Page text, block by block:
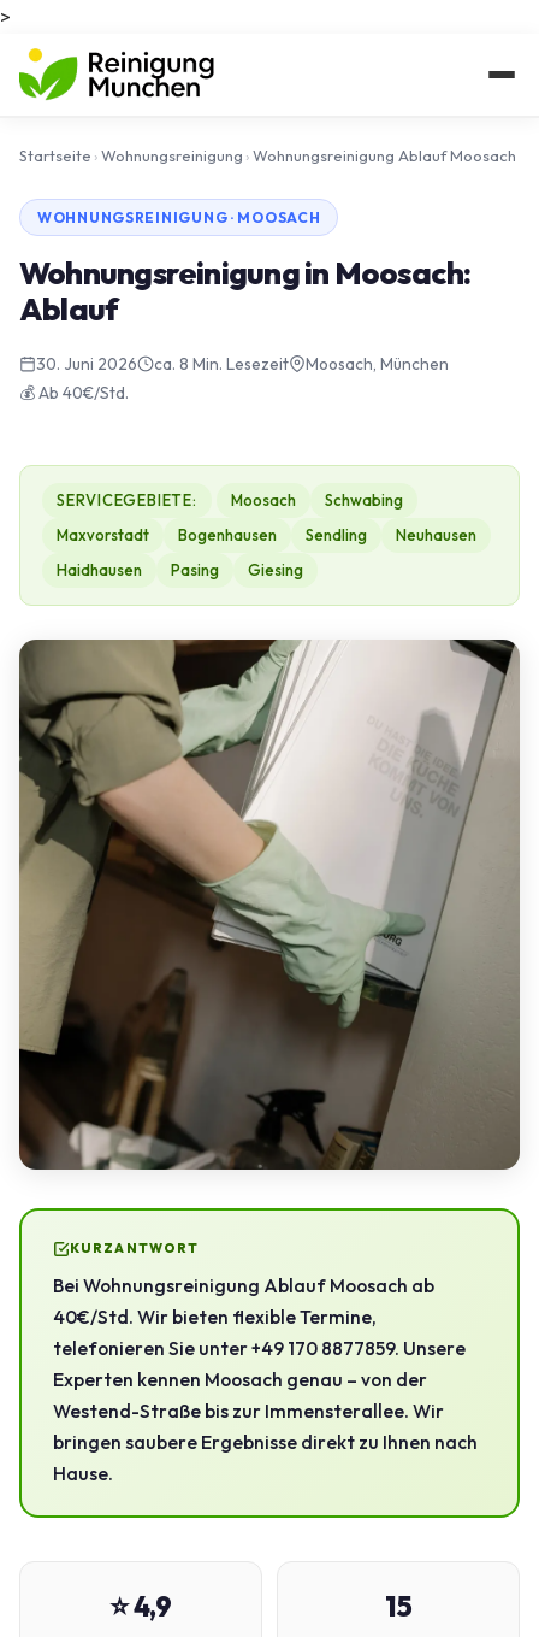
>
Startseite ›Wohnungsreinigung ›Wohnungsreinigung Ablauf Moosach
WOHNUNGSREINIGUNG · MOOSACH
Wohnungsreinigung in Moosach:
Ablauf
30. Juni 2026 ca. 8 Min. Lesezeit
Moosach, München
💰 Ab 40€/Std.
SERVICEGEBIETE: Moosach
Schwabing
Maxvorstadt
Bogenhausen Sendling
Neuhausen
Haidhausen
Pasing Giesing
KURZANTWORT
Bei Wohnungsreinigung Ablauf Moosach ab
40€/Std. Wir bieten flexible Termine,
telefonieren Sie unter +49 170 8877859. Unsere
Experten kennen Moosach genau – von der
Westend-Straße bis zur Immensterallee. Wir
bringen saubere Ergebnisse direkt zu Ihnen nach
Hause.
⭐ 4,9 15